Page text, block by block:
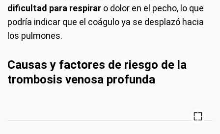
dificultad para respirar o dolor en el pecho, lo que
podría indicar que el coágulo ya se desplazó hacia
los pulmones.
Causas y factores de riesgo de la
trombosis venosa profunda